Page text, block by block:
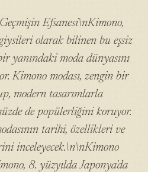
Efsanesi\nKimono,
olarak bilinen bu eşsiz
yanındaki moda dünyasını
Kimono modası, zengin bir
modern tasarımlarla
de popülerliğini koruyor.
tarihi, özellikleri ve
inceleyecek.\n\nKimono
8. yüzyılda Japonya'da